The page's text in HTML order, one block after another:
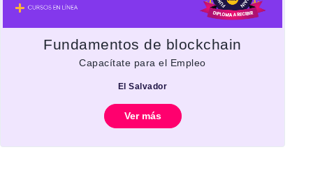
Fundamentos de blockchain
Capacítate para el Empleo
El Salvador
Ver más